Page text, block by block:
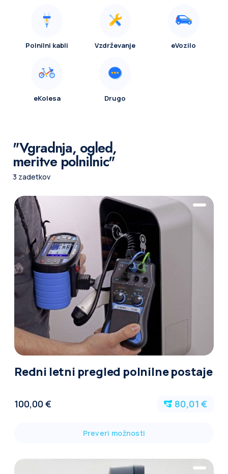
Polnilni kabli Vzdrževanje eVozilo
eKolesa Drugo
"Vgradnja, ogled,
meritve polnilnic"
3 zadetkov
Redni letni pregled polnilne postaje
100,00 € 80,01 €
Preveri možnosti